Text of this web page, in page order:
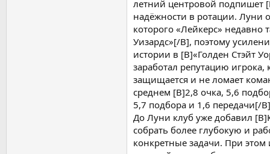
летний центровой подпишет
надёжности в ротации. Луни
которого «Лейкерс» недавно
Уизардс»[/B], поэтому
истории в [B]«Голден Стэйт
заработал репутацию игрока,
защищается и не ломает
среднем [B]2,8 очка, 5,6
5,7 подбора и 1,6 передачи[/
До Луни клуб уже добавил
собрать более глубокую и
конкретные задачи. При